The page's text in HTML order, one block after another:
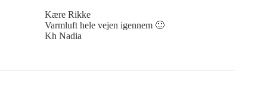
Kære Rikke
Varmluft hele vejen igennem 🙂
Kh Nadia